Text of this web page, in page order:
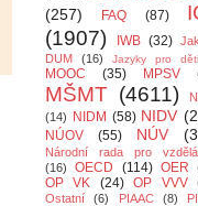
(257)
FAQ (87)
(1907)
IWB (32)
DUM
(16) Jazyky pro děti
MOOC (35) MPSV
MŠMT (4611)
(14)
NIDM (58) NIDV
NÚOV (55) NÚV
Národní rada pro
(16)
OECD (114) OER
OP VK
(24) OP VVV
Ostatní (6) PIAAC (8)